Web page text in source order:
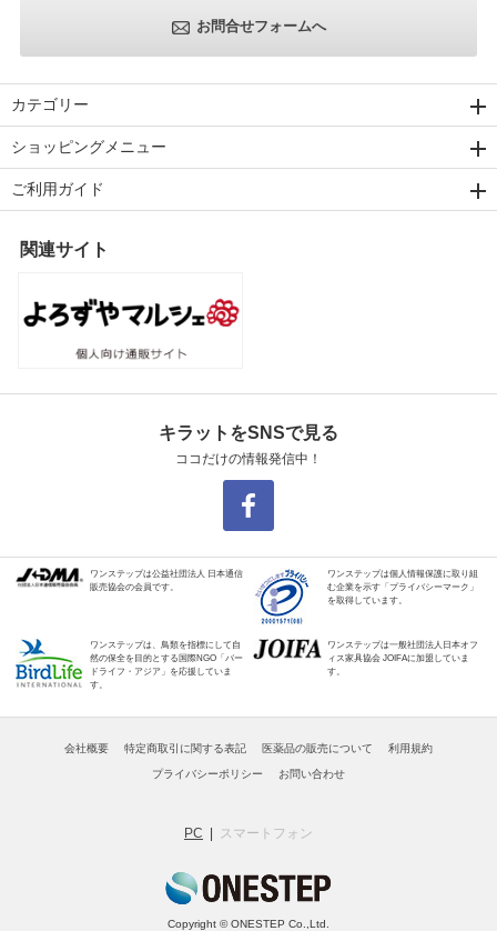
お問合せフォームへ
カテゴリー
ショッピングメニュー
ご利用ガイド
関連サイト
キラットをSNSで見る
ココだけの情報発信中！
ワンステップは公益社団法人 日本通信
販売協会の会員です。
ワンステップは個人情報保護に取り組
む企業を示す「プライバシーマーク」
を取得しています。
ワンステップは、鳥類を指標にして自
然の保全を目的とする国際NGO「バー
ドライフ・アジア」を応援していま
す。
ワンステップは一般社団法人日本オフ
ィス家具協会 JOIFAに加盟していま
す。
会社概要 特定商取引に関する表記 医薬品の販売について 利用規約
プライバシーポリシー お問い合わせ
PC スマートフォン
Copyright © ONESTEP Co.,Ltd.